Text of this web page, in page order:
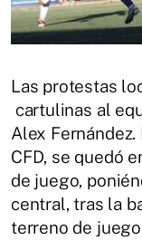
Las protestas
cartulinas al
Alex
CFD, se quedó
de juego,
central, tras la
terreno de